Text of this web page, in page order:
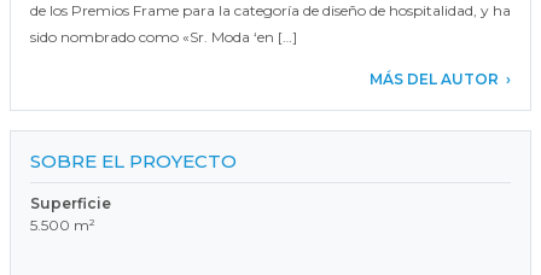
de los Premios Frame para la categoría de diseño de hospitalidad, y ha
sido nombrado como «Sr. Moda ‘en […]
MÁS DEL AUTOR
SOBRE EL PROYECTO
Superficie
5.500 m²